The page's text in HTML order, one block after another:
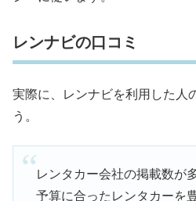
レンナビの口コミ
実際に、レンナビを利用した人
う。
レンタカー会社の掲載数が
予算に合ったレンタカーを